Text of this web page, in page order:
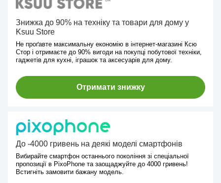
Знижка до 90% на техніку та товари для дому у
Ksuu Store
Не проґавте максимальну економію в інтернет-магазині Ксю
Стор і отримаєте до 90% вигоди на покупці побутової техніки,
гаджетів для кухні, іграшок та аксесуарів для дому.
Отримати знижку
До -4000 гривень на деякі моделі смартфонів
Вибирайте смартфон останнього покоління зі спеціальної
пропозиції в PixoPhone та заощаджуйте до 4000 гривень!
Встигніть замовити бажану модель.